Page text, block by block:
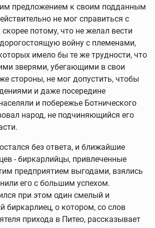
предложением к своим подданным
не мог справиться с
потому, что не желал вести
войну с племенами,
имело бы те же трудности, что
зверями, убегающими в свои
стороны, не мог допустить, чтобы
и даже посередине
и побережье Ботнического
народ, не подчиняющийся его
без ответа, и ближайшие
- биркарлийцы, привлеченные
предприятием выгодами, взялись
его с большим успехом.
при этом один смелый и
биркарлиец, о котором, со слов
прихода в Питео, рассказывает